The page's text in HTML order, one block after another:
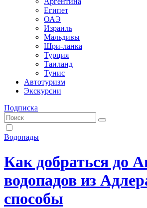
Египет
ОАЭ
Израиль
Мальдивы
Шри-ланка
Турция
Таиланд
Тунис
Автотуризм
Экскурсии
Подписка
Водопады
Как добраться до
водопадов из
способы